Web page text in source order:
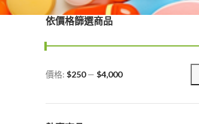
依價格篩選商品
最
價
最
價
價格: $250— $4,000